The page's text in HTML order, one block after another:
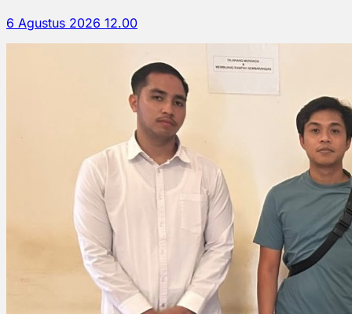
6 Agustus 2026 12.00